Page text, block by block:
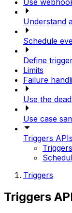
Use
Understand
Schedule
Define
Limits
Failure
Use the
Use case
Triggers APIs
Triggers
Triggers